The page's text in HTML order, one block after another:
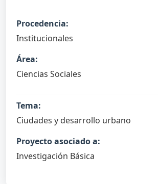
Procedencia:
Institucionales
Área:
Ciencias Sociales
Tema:
Ciudades y desarrollo urbano
Proyecto asociado a:
Investigación Básica